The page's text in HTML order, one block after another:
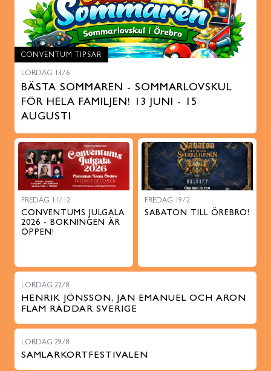
CONVENTUM TIPSAR
LÖRDAG 13/6
BÄSTA SOMMAREN - SOMMARLOVSKUL
FÖR HELA FAMILJEN! 13 JUNI - 15
AUGUSTI
FREDAG 11/12
CONVENTUMS JULGALA
2026 - BOKNINGEN ÄR
ÖPPEN!
FREDAG 19/2
SABATON TILL ÖREBRO!
LÖRDAG 22/8
HENRIK JÖNSSON, JAN EMANUEL OCH ARON
FLAM RÄDDAR SVERIGE
LÖRDAG 29/8
SAMLARKORTFESTIVALEN